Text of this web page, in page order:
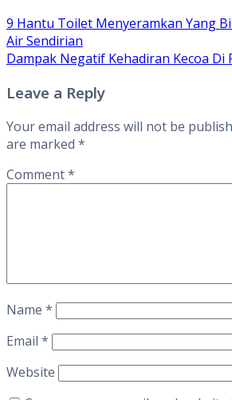
9 Hantu Toilet Menyeramkan Yang
Air Sendirian
Dampak Negatif Kehadiran Kecoa Di
Leave a Reply
Your email address will not be
are marked *
Comment*
Name *
Email *
Website